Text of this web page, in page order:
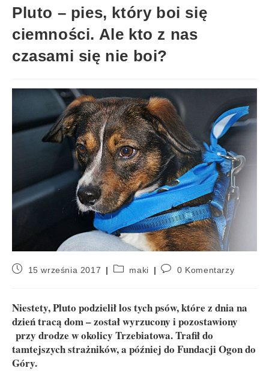
Pluto – pies, który boi się
ciemności. Ale kto z nas
czasami się nie boi?
15 września 2017 maki 0 Komentarzy
Niestety, Pluto podzielił los tych psów, które z dnia na
dzień tracą dom – został wyrzucony i pozostawiony
przy drodze w okolicy Trzebiatowa. Trafił do
tamtejszych strażników, a później do Fundacji Ogon do
Góry.